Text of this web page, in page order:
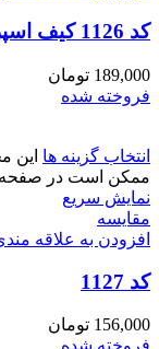
کد 1126 کیف اسپرت دخترانه
189,000 تومان
فروخته شده
انتخاب گزینه ها این
ممکن است در صفحه
نمایش سریع
مقايسه
افزودن به علاقه
کد 1127
156,000 تومان